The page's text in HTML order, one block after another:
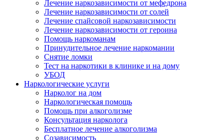
Лечение наркозависимости от мефедрона
Лечение наркозависимости от солей
Лечение спайсовой наркозависимости
Лечение наркозависимости от героина
Помощь наркоманам
Принудительное лечение наркомании
Снятие ломки
Тест на наркотики в клинике и на дому
УБОД
Наркологические услуги
Нарколог на дом
Наркологическая помощь
Помощь при алкоголизме
Консультация нарколога
Бесплатное лечение алкоголизма
Созависимость